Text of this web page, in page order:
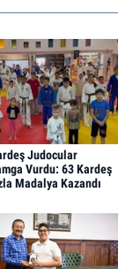
Judocular
Vurdu: 63 Kardeş
Madalya Kazandı